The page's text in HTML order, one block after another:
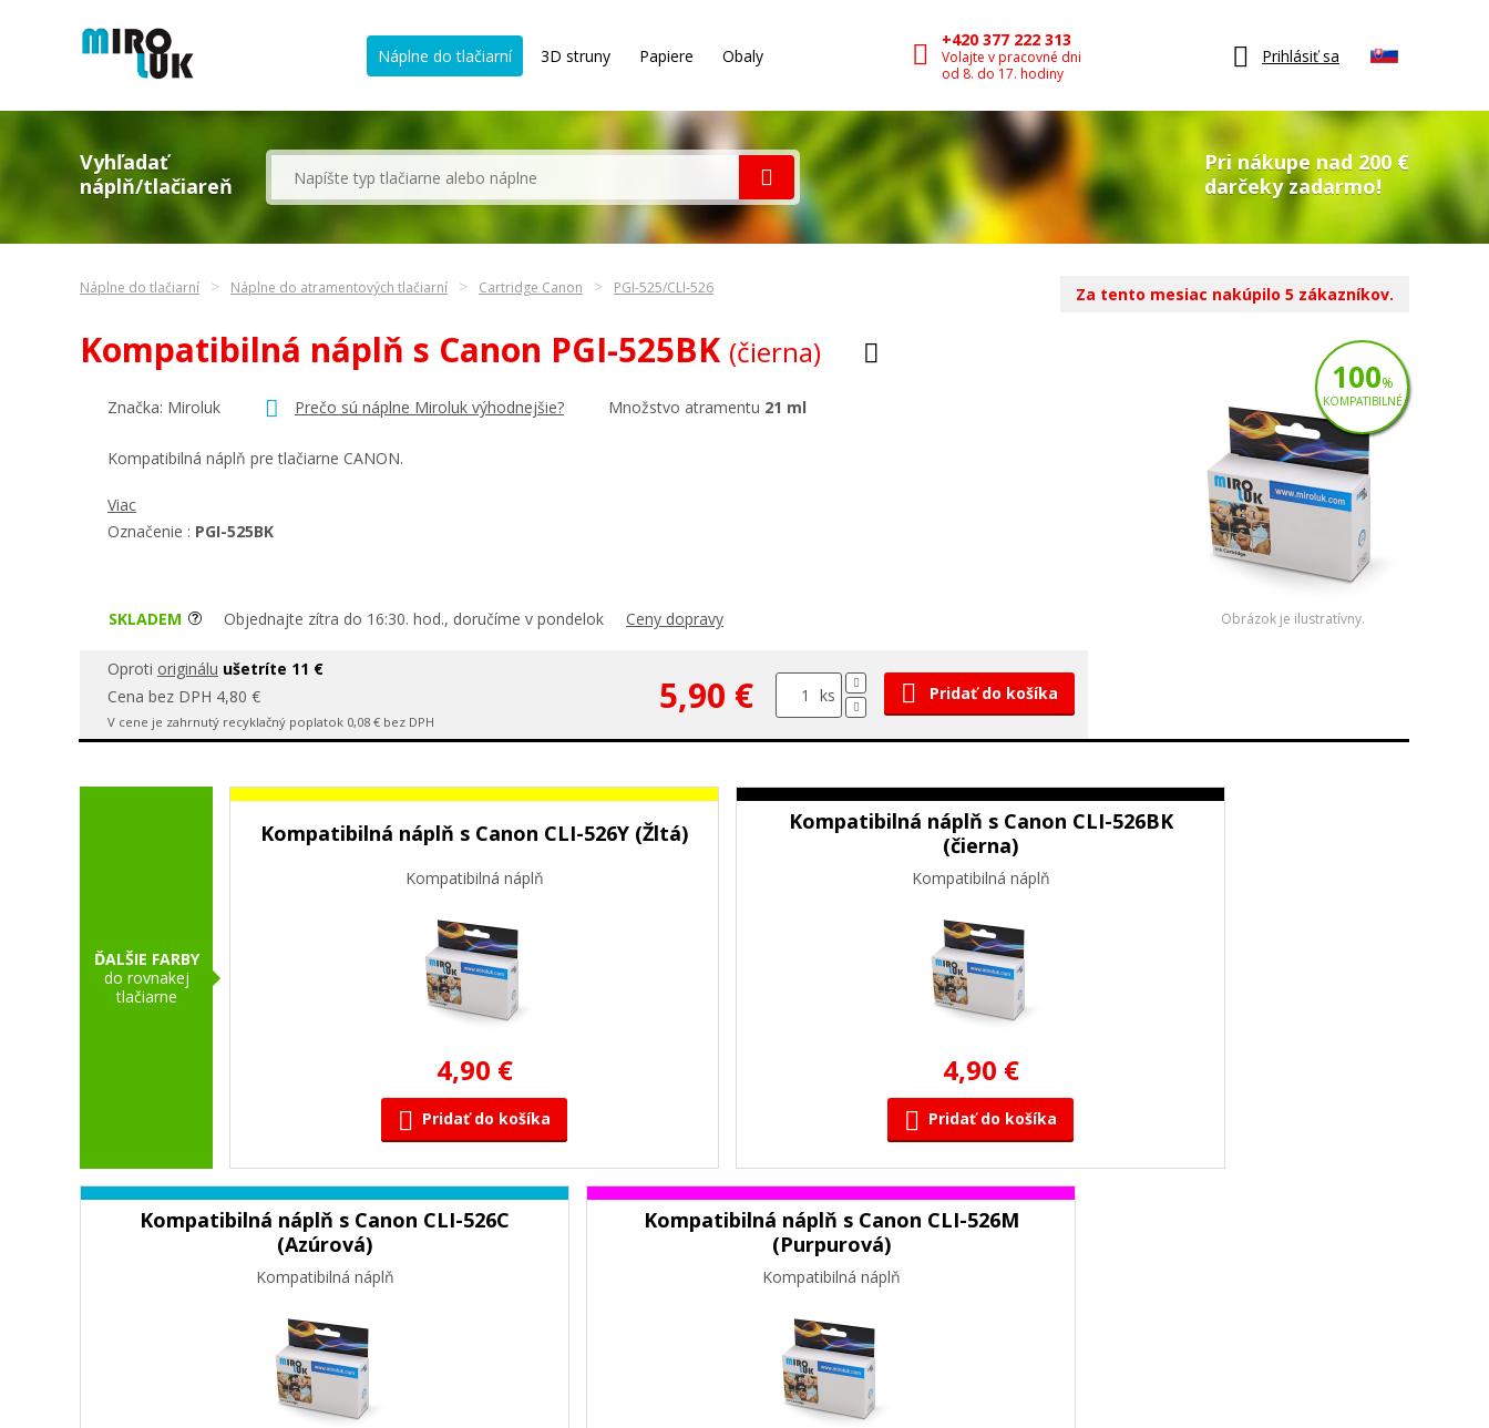
Náplne do tlačiarní 3D struny Papiere Obaly
+420 377 222 313
Volajte v pracovné dni
od 8. do 17. hodiny
Prihlásiť sa
Vyhľadať
náplň/tlačiareň
Pri nákupe nad 200 €
darčeky zadarmo!
Náplne do tlačiarní Náplne do atramentových tlačiarní Cartridge Canon PGI-525/CLI-526
Kompatibilná náplň s Canon PGI-525BK (čierna)
Značka: Miroluk Prečo sú náplne Miroluk výhodnejšie? Množstvo atramentu 21 ml
Kompatibilná náplň pre tlačiarne CANON.
Viac
Označenie : PGI-525BK
SKLADEM Objednajte zítra do 16:30. hod., doručíme v pondelok Ceny dopravy
Oproti originálu ušetríte 11 €
Cena bez DPH 4,80 €
V cene je zahrnutý recyklačný poplatok 0,08 € bez DPH
5,90 € ks Pridať do košíka
Obrázok je ilustratívny.
100%
KOMPATIBILNÉ
Za tento mesiac nakúpilo 5 zákazníkov.
ĎALŠIE FARBY
do rovnakej
tlačiarne
Kompatibilná náplň s Canon CLI-526Y (Žltá)
Kompatibilná náplň
4,90 €
Pridať do košíka
Kompatibilná náplň s Canon CLI-526BK
(čierna)
Kompatibilná náplň
4,90 €
Pridať do košíka
Kompatibilná náplň s Canon CLI-526C
(Azúrová)
Kompatibilná náplň
Kompatibilná náplň s Canon CLI-526M
(Purpurová)
Kompatibilná náplň